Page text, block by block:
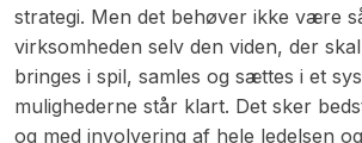
strategi. Men det behøver ikke være
virksomheden selv den viden, der
bringes i spil, samles og sættes i et
mulighederne står klart. Det sker
og med involvering af hele ledelsen og